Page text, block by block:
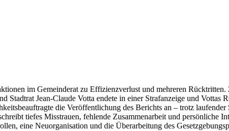
im Gemeinderat zu Effizienzverlust und mehreren
Jean-Claude Votta endete in einer Strafanzeige und Vottas
die Veröffentlichung des Berichts an – trotz
tiefes Misstrauen, fehlende Zusammenarbeit und persönliche
eine Neuorganisation und die Überarbeitung des